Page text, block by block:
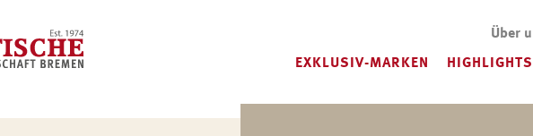
Über
EXKLUSIV-MARKEN HIGHLIGHTS